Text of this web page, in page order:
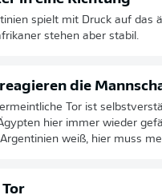
spielt mit Druck auf das
stehen aber stabil.
die
Tor ist
hier immer wieder
weiß, hier muss
Tor